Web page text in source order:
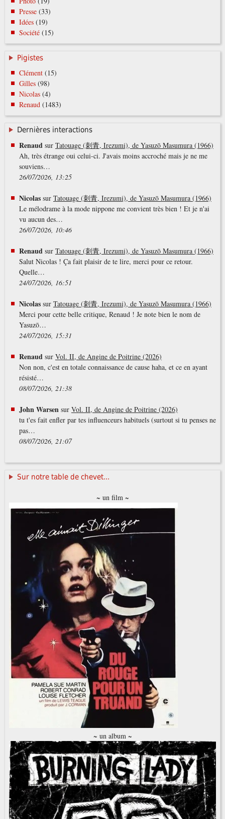
Presse (33)
Idées (19)
Société (15)
Pigistes
Clément(15)
Gilles(98)
Nicolas(4)
Renaud(1483)
Dernières interactions
Renaud sur Tatouage (刺青, Irezumi), de Yasuzō Masumura (1966)
Ah, très étrange oui celui-ci. J'avais moins accroché mais je ne me
souviens…
26/07/2026, 13:25
Nicolassur Tatouage (刺青, Irezumi), de Yasuzō Masumura (1966)
Le mélodrame à la mode nippone me convient très bien ! Et je n'ai
vu aucun des…
26/07/2026, 10:46
Renaud sur Tatouage (刺青, Irezumi), de Yasuzō Masumura (1966)
Salut Nicolas ! Ça fait plaisir de te lire, merci pour ce retour.
Quelle…
24/07/2026, 16:51
Nicolassur Tatouage (刺青, Irezumi), de Yasuzō Masumura (1966)
Merci pour cette belle critique, Renaud ! Je note bien le nom de
Yasuzō…
24/07/2026, 15:31
Renaud sur Vol. II, de Angine de Poitrine (2026)
Non non, c'est en totale connaissance de cause haha, et ce en ayant
résisté…
08/07/2026, 21:38
John Warsen sur Vol. II, de Angine de Poitrine (2026)
tu t'es fait enfler par tes influenceurs habituels (surtout si tu penses ne
pas…
08/07/2026, 21:07
Sur notre table de chevet...
~ un film ~
~ un album ~